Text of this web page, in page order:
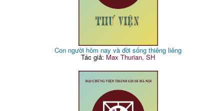
Con người hôm nay và đời sống thiêng liêng
Tác giả: Max Thurian, SH